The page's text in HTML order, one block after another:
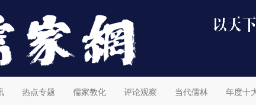
热点专题 儒家教化 评论观察 当代儒林 年度十